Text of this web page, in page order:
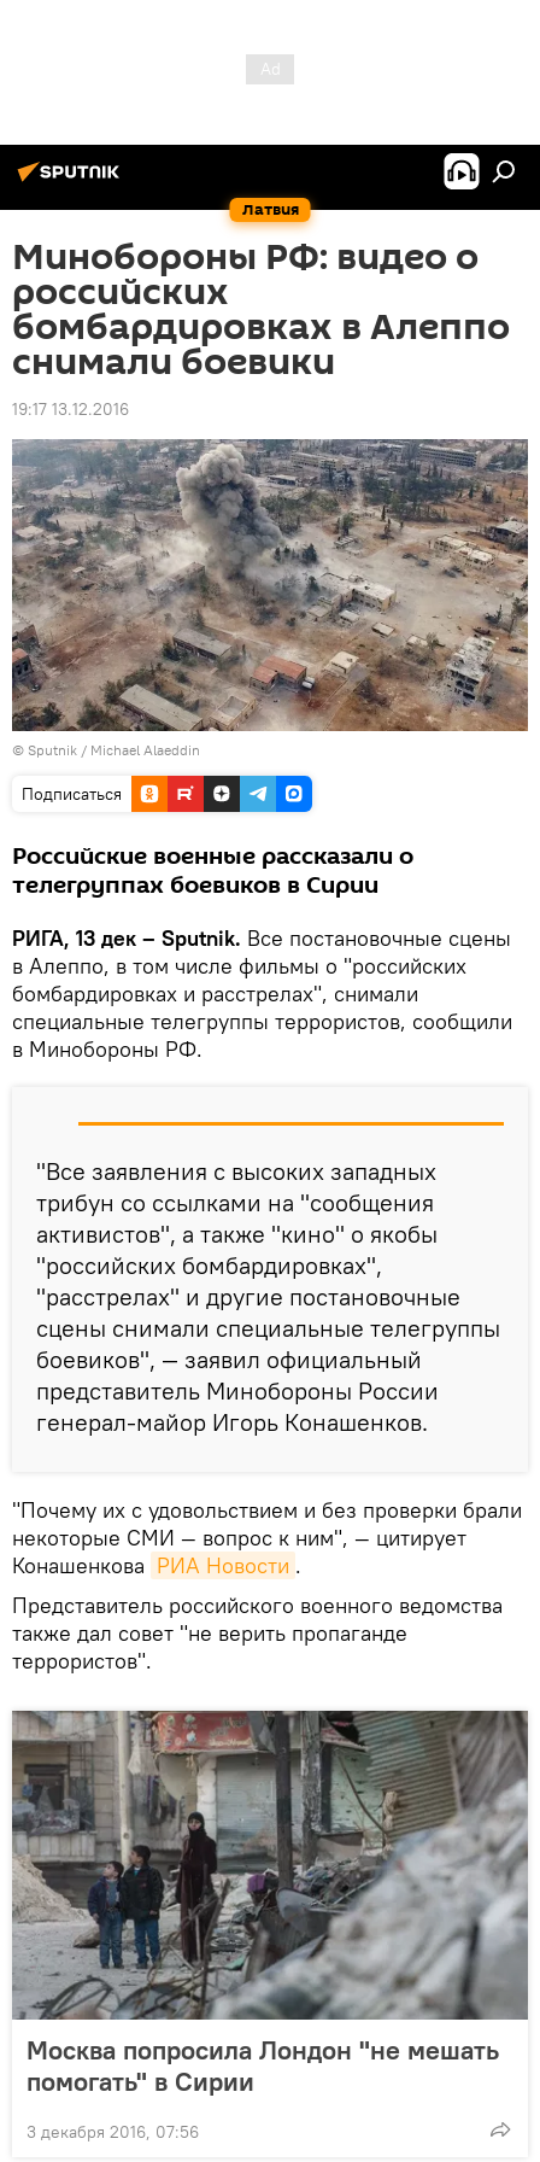
Латвия
Минобороны РФ: видео о
российских
бомбардировках в Алеппо
снимали боевики
19:17 13.12.2016
© Sputnik / Michael Alaeddin
Подписаться
Российские военные рассказали о
телегруппах боевиков в Сирии
РИГА, 13 дек – Sputnik. Все постановочные сцены
в Алеппо, в том числе фильмы о "российских
бомбардировках и расстрелах", снимали
специальные телегруппы террористов, сообщили
в Минобороны РФ.
"Все заявления с высоких западных
трибун со ссылками на "сообщения
активистов", а также "кино" о якобы
"российских бомбардировках",
"расстрелах" и другие постановочные
сцены снимали специальные телегруппы
боевиков", — заявил официальный
представитель Минобороны России
генерал-майор Игорь Конашенков.
"Почему их с удовольствием и без проверки брали
некоторые СМИ — вопрос к ним", — цитирует
Конашенкова РИА Новости .
Представитель российского военного ведомства
также дал совет "не верить пропаганде
террористов".
Москва попросила Лондон "не мешать
помогать" в Сирии
3 декабря 2016, 07:56